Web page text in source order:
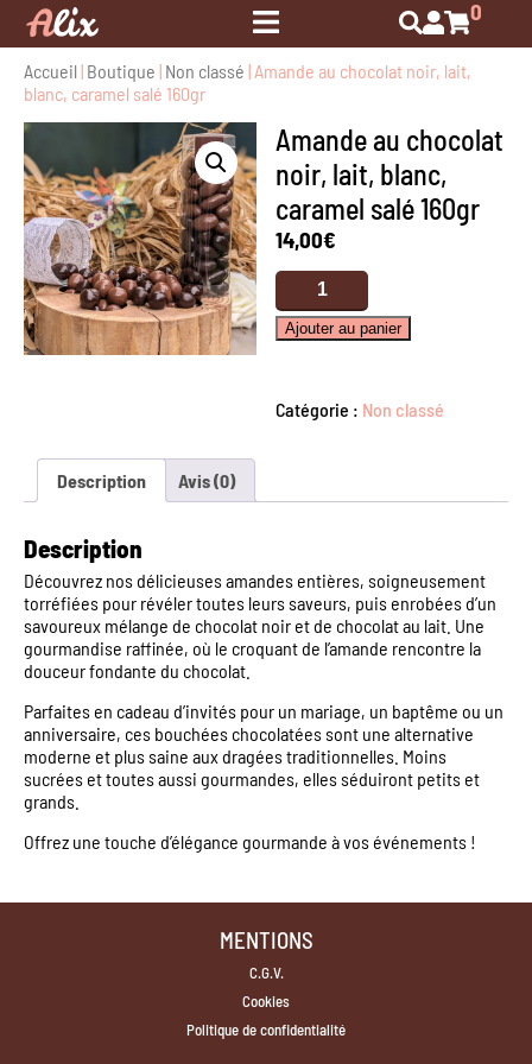
0
Accueil| Boutique | Non classé | Amande au chocolat noir, lait,
blanc, caramel salé 160gr
Amande au chocolat
noir, lait, blanc,
caramel salé 160gr
14,00€
quantité
de
Amande
au
lait,
160gr
Ajouter au panier
Catégorie : Non classé
Description Avis (0)
Description
Découvrez nos délicieuses amandes entières, soigneusement
torréfiées pour révéler toutes leurs saveurs, puis enrobées d’un
savoureux mélange de chocolat noir et de chocolat au lait. Une
gourmandise raffinée, où le croquant de l’amande rencontre la
douceur fondante du chocolat.
Parfaites en cadeau d’invités pour un mariage, un baptême ou un
anniversaire, ces bouchées chocolatées sont une alternative
moderne et plus saine aux dragées traditionnelles. Moins
sucrées et toutes aussi gourmandes, elles séduiront petits et
grands.
Offrez une touche d’élégance gourmande à vos événements !
MENTIONS
C.G.V.
Cookies
Politique de confidentialité